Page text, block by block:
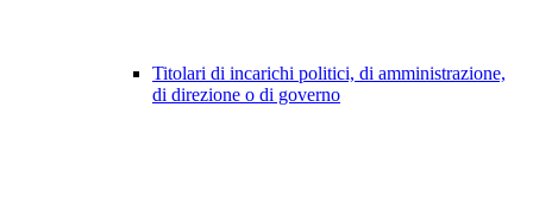
Titolari di incarichi politici, di amministrazione,
di direzione o di governo